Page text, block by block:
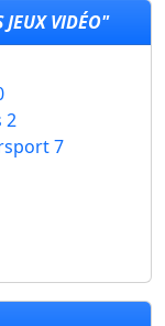
JEUX VIDÉO"
2
7